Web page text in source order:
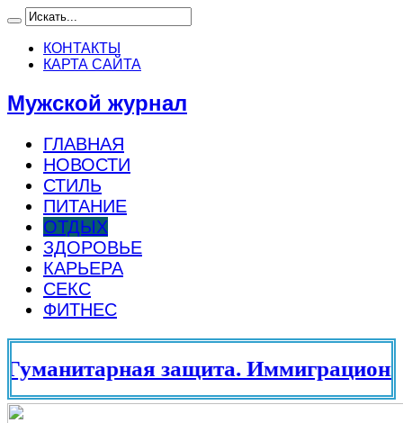
КОНТАКТЫ
КАРТА САЙТА
Мужской журнал
ГЛАВНАЯ
НОВОСТИ
СТИЛЬ
ПИТАНИЕ
ОТДЫХ
ЗДОРОВЬЕ
КАРЬЕРА
СЕКС
ФИТНЕС
защита.